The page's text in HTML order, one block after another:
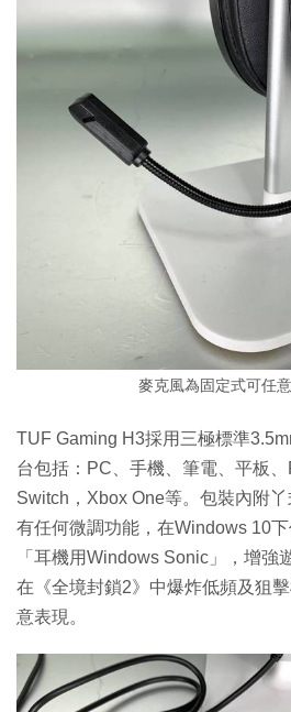
麥克風為固定式可任
TUF Gaming H3採用三極標準
台包括：PC、手機、筆電、平板
Switch，Xbox One等。包裝內附
有任何微調功能，在Windows 10
「耳機用Windows Sonic」，增強
在《全境封鎖2》中爆炸低頻及狙
意表現。